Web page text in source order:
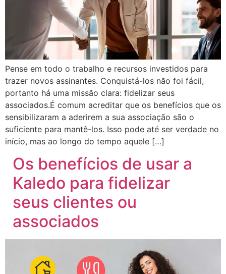
Pense em todo o trabalho e recursos investidos para
trazer novos assinantes. Conquistá-los não foi fácil,
portanto há uma missão clara: fidelizar seus
associados.É comum acreditar que os benefícios que os
sensibilizaram a aderirem a sua associação são o
suficiente para mantê-los. Isso pode até ser verdade no
início, mas ao longo do tempo aquele […]
Os benefícios de usar a
Kaledo para fidelizar
seus clientes ou
associados